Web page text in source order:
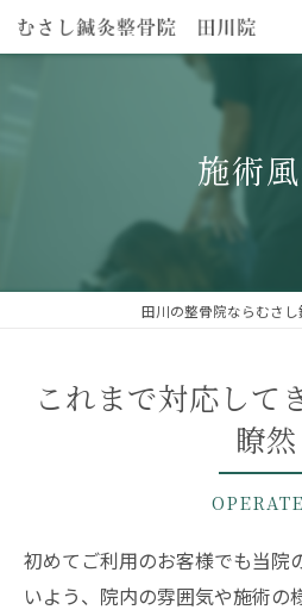
施術
田川の整骨院ならむさ
これまで対応して
瞭然
初めてご利用のお客様でも当院
いよう、院内の雰囲気や施術の